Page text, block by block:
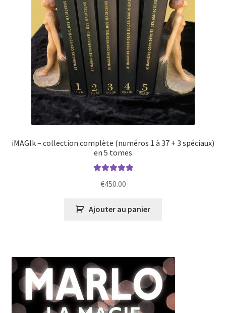
iMAGIk – collection complète (numéros 1 à 37 + 3 spéciaux)
en 5 tomes
€450.00
Ajouter au panier